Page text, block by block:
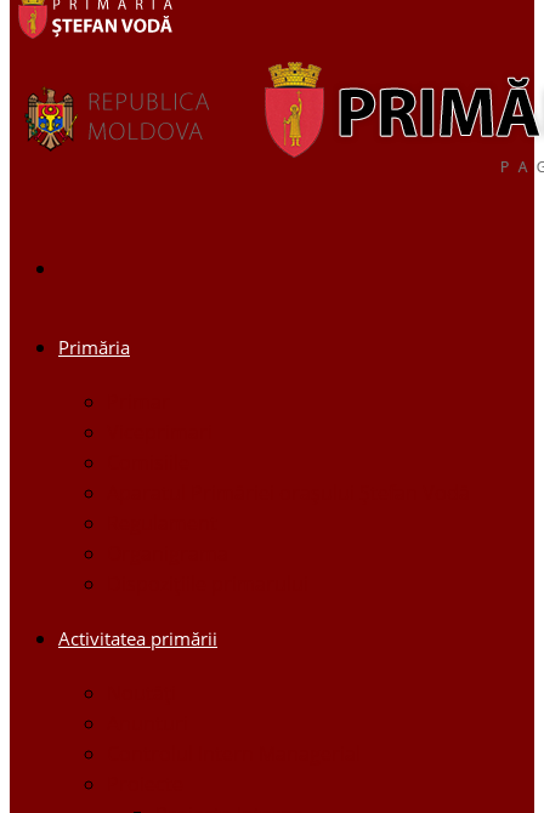
Primăria
Activitatea primării